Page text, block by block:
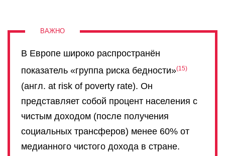
В Европе широко распространён
показатель «группа риска бедности» 15
(англ. at risk of poverty rate). Он
представляет собой процент населения с
чистым доходом (после получения
социальных трансферов) менее 60% от
медианного чистого дохода в стране.